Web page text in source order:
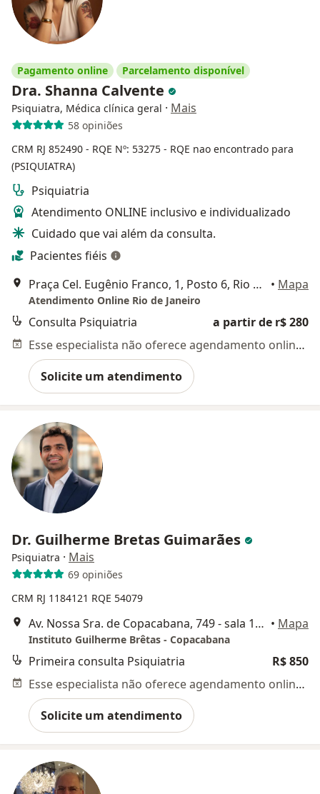
Pagamento online Parcelamento disponível
Dra. Shanna Calvente
Psiquiatra, Médica clínica geral · Mais
58 opiniões
CRM RJ 852490 - RQE Nº: 53275 - RQE nao encontrado para
(PSIQUIATRA)
Psiquiatria
Atendimento ONLINE inclusivo e individualizado
Cuidado que vai além da consulta.
Pacientes fiéis
Praça Cel. Eugênio Franco, 1, Posto 6, Rio de Janeiro
• Mapa
Atendimento Online Rio de Janeiro
Consulta Psiquiatria
a partir de r$ 280
Esse especialista não oferece agendamento online para esse endereço.
Solicite um atendimento
Dr. Guilherme Bretas Guimarães
Psiquiatra · Mais
69 opiniões
CRM RJ 1184121 RQE 54079
Av. Nossa Sra. de Copacabana, 749 - sala 1202, Rio de Janeiro • Mapa
Instituto Guilherme Brêtas - Copacabana
Primeira consulta Psiquiatria
R$ 850
Esse especialista não oferece agendamento online para esse endereço.
Solicite um atendimento